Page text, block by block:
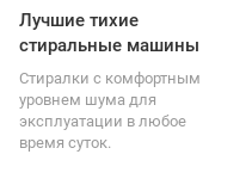
Лучшие тихие
стиральные машины
Стиралки с комфортным
уровнем шума для
эксплуатации в любое
время суток.